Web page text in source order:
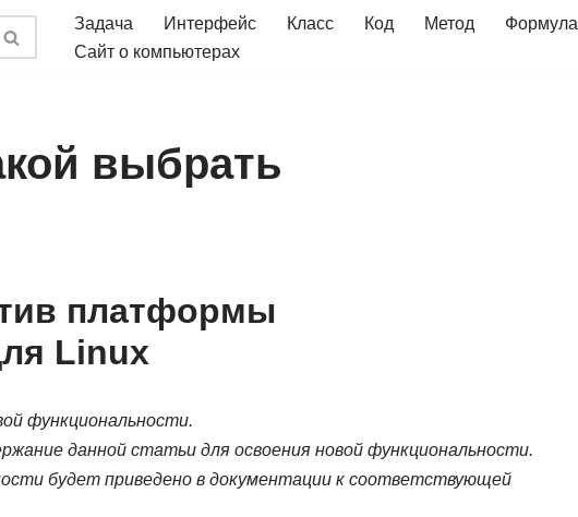
Задача Интерфейс Класс Код Метод
Формула
Сайт о компьютерах
выбрать
платформы
Linux
функциональности.
данной статьи для освоения новой функциональности.
будет приведено в документации к соответствующей